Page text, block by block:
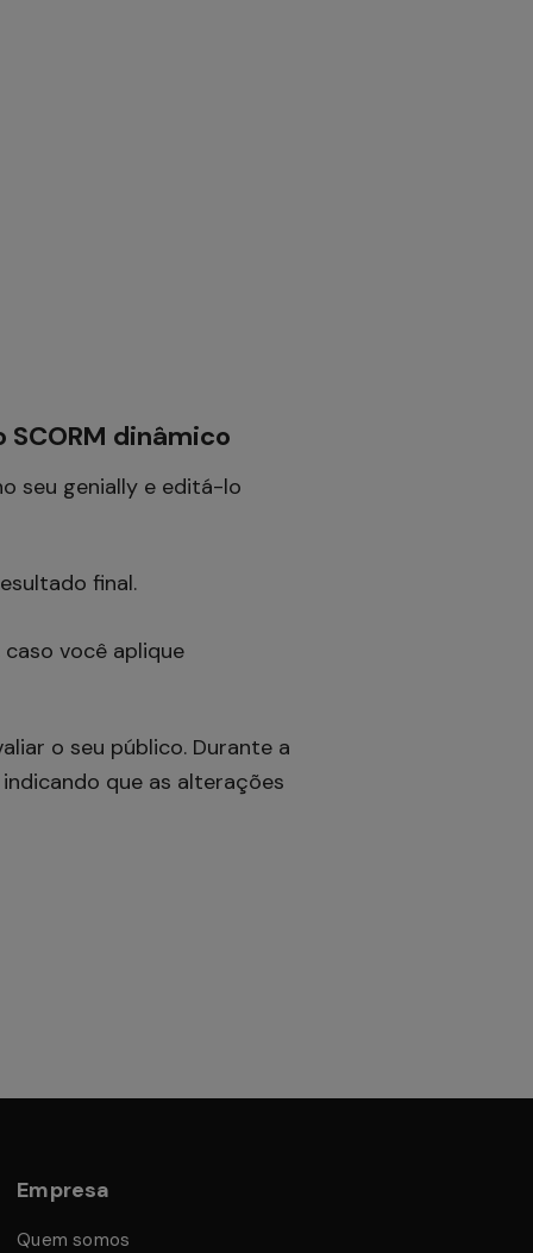
dinâmico
seu genially e editá-lo
final.
você aplique
o seu público. Durante a
que as alterações
Empresa
Quem somos